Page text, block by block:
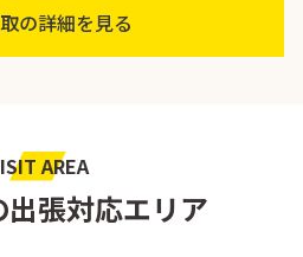
の詳細を見る
AREA
張対応エリア